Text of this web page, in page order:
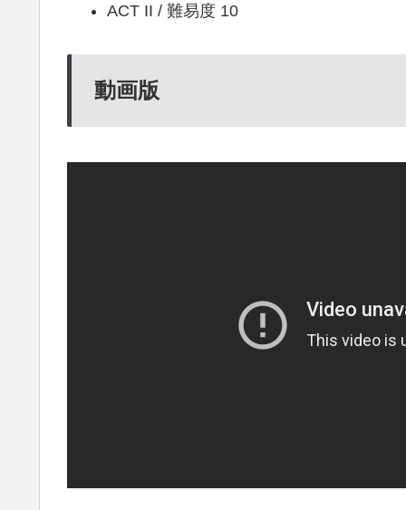
ACT II / 難易度 10
動画版